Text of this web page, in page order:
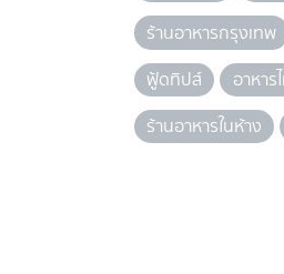
ร้านอาหารกรุงเทพ
ฟู้ดทิปส์
อาหาร
ร้านอาหารในห้าง